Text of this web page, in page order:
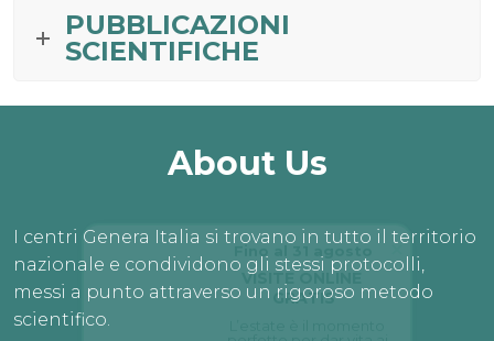
PUBBLICAZIONI
SCIENTIFICHE
About Us
I centri Genera Italia si trovano in tutto il territorio
nazionale e condividono gli stessi protocolli,
messi a punto attraverso un rigoroso metodo
scientifico.
VISITE ONLINE
GRATIS
Fino al 31 agosto